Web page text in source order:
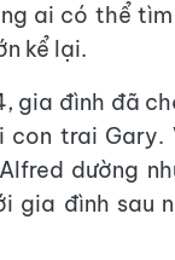
ai có thể
kể lại.
gia đình đã
con trai
dường
gia đình sau